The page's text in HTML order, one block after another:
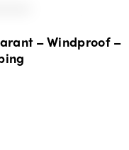
– Windproof –